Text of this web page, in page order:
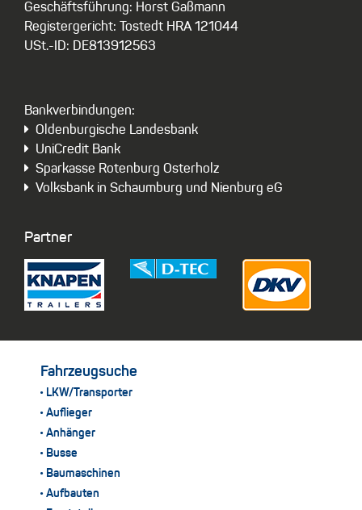
Geschäftsführung: Horst Gaßmann
Registergericht: Tostedt HRA 121044
USt.-ID: DE813912563
Bankverbindungen:
Oldenburgische Landesbank
UniCredit Bank
Sparkasse Rotenburg Osterholz
Volksbank in Schaumburg und Nienburg eG
Partner
Fahrzeugsuche
LKW/Transporter
Auflieger
Anhänger
Busse
Baumaschinen
Aufbauten